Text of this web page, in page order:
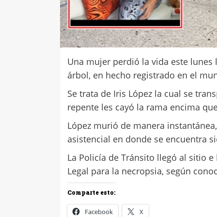
Una mujer perdió la vida este
árbol, en hecho registrado en el
Se trata de Iris López la cual se
repente les cayó la rama encima
López murió de manera
asistencial en donde se encuentra
La Policía de Tránsito llegó al sitio
Legal para la necropsia, según
Comparte esto:
Facebook X